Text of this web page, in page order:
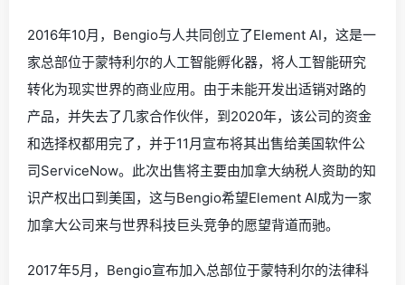
2016年10月，Bengio与人共同创立了Element AI，这是一
家总部位于蒙特利尔的人工智能孵化器，将人工智能研究
转化为现实世界的商业应用。由于未能开发出适销对路的
产品，并失去了几家合作伙伴，到2020年，该公司的资金
和选择权都用完了，并于11月宣布将其出售给美国软件公
司ServiceNow。此次出售将主要由加拿大纳税人资助的知
识产权出口到美国，这与Bengio希望Element AI成为一家
加拿大公司来与世界科技巨头竞争的愿望背道而驰。
2017年5月，Bengio宣布加入总部位于蒙特利尔的法律科